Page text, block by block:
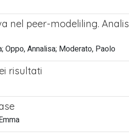
nel peer-modeliling.
Oppo, Annalisa; Moderato, Paolo
risultati